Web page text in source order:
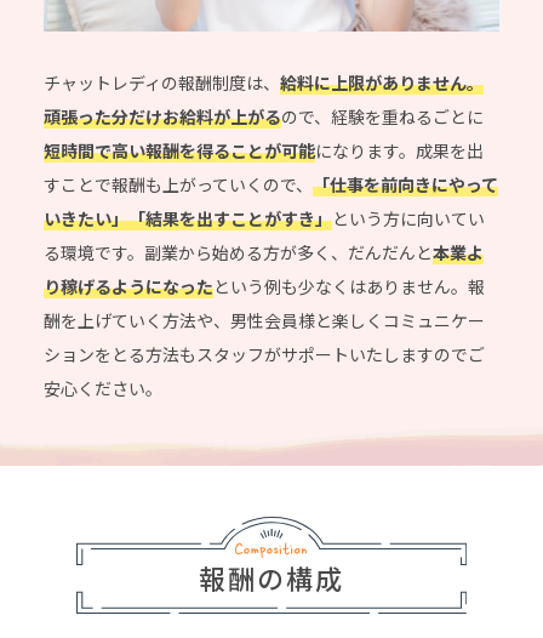
チャットレディの報酬制度は、給料に上限がありません。
頑張った分だけお給料が上がるので、経験を重ねるごとに
短時間で高い報酬を得ることが可能になります。成果を出
すことで報酬も上がっていくので、「仕事を前向きにやって
いきたい」「結果を出すことがすき」という方に向いてい
る環境です。副業から始める方が多く、だんだんと本業よ
り稼げるようになったという例も少なくはありません。報
酬を上げていく方法や、男性会員様と楽しくコミュニケー
ションをとる方法もスタッフがサポートいたしますのでご
安心ください。
報酬の構成